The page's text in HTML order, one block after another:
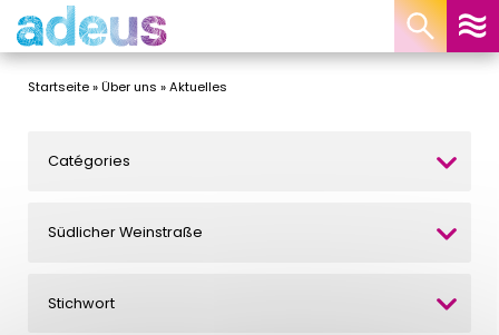
Startseite»Über uns »Aktuelles
Catégories
Südlicher Weinstraße
Stichwort
Cookie-Einstellungen